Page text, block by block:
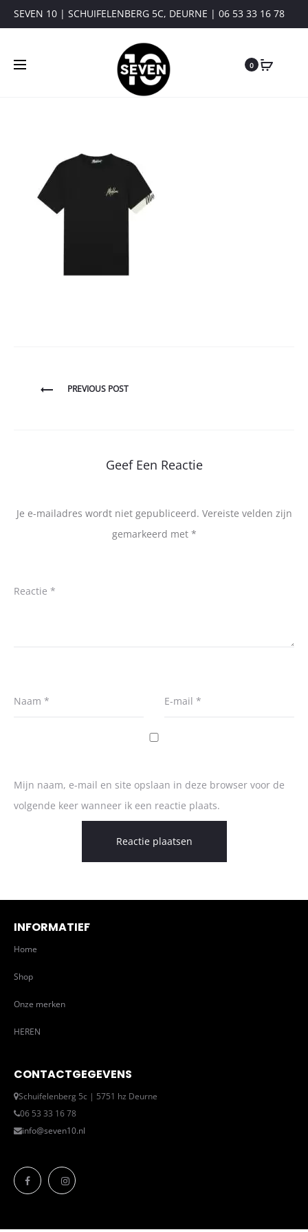
SEVEN 10 | SCHUIFELENBERG 5C, DEURNE | 06 53 33 16 78
0
BerichtPREVIOUS POST
Geef Een Reactie
Je e-mailadres wordt niet gepubliceerd. Vereiste velden zijn
gemarkeerd met *
Reactie *
Naam * E-mail *
Mijn naam, e-mail en site opslaan in deze browser voor de
volgende keer wanneer ik een reactie plaats.
INFORMATIEF
Home
Shop
Onze merken
HEREN
CONTACTGEGEVENS
Schuifelenberg 5c | 5751 hz Deurne
06 53 33 16 78
info@seven10.nl